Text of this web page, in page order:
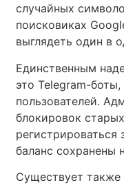
случайных
поисковиках
выглядеть один в
Единственным
это Telegram-
пользователей.
блокировок
баланс сохранены
Существует также